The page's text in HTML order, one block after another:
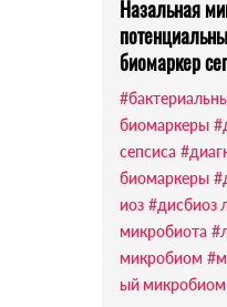
Назальная
биомаркер
биомаркеры
сепсиса
биомаркеры
иоз #дисбиоз
микробиота
микробиом
ый микробиом